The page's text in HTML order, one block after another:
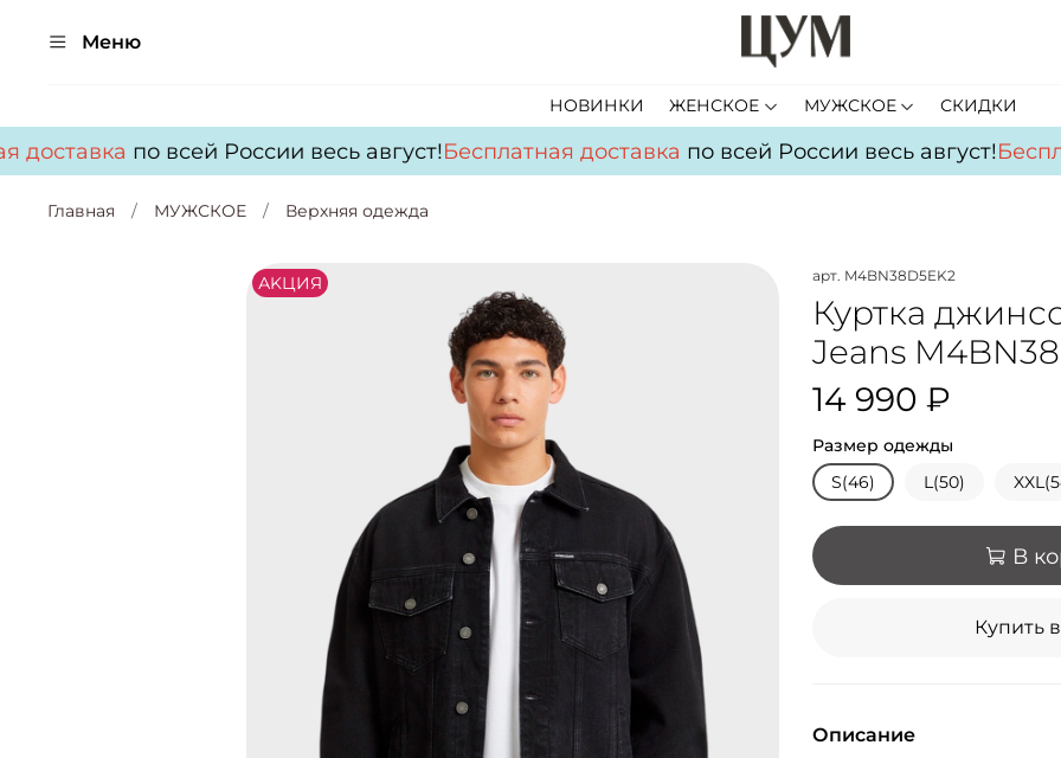
Меню
НОВИНКИ ЖЕНСКОЕ МУЖСКОЕ СКИДКИ
по всей России весь август!Бесплатная доставкапо всей России весь август!
Главная МУЖСКОЕ Верхняя одежда
АKЦИЯ арт. M4BN38D5EK2
Куртка
Jeans
14 990 ₽
Размер одежды
S(46)
L(50)
В
Купить
Описание